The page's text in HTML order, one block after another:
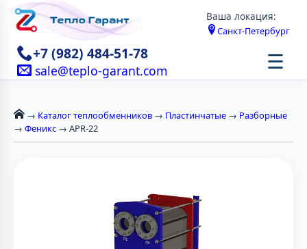
Ваша локация:
Санкт-Петербург
+7 (982) 484-51-78
sale@teplo-garant.com ☰
→ Каталог теплообменников → Пластинчатые → Разборные
→ Феникс → APR-22